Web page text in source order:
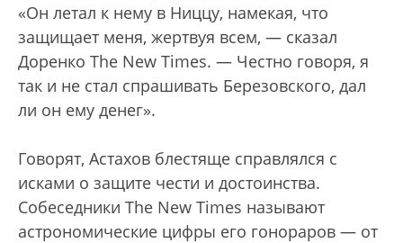
«Он летал к нему в Ниццу, намекая, что
защищает меня, жертвуя всем, — сказал
Доренко The New Times. — Честно говоря, я
так и не стал спрашивать Березовского, дал
ли он ему денег».
Говорят, Астахов блестяще справлялся с
исками о защите чести и достоинства.
Собеседники The New Times называют
астрономические цифры его гонораров — от